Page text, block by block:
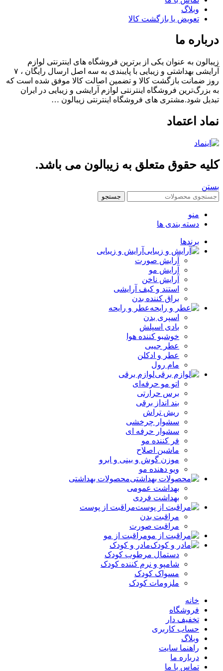
وبلاگ
تعویض یا بازگشت کالا
ما
به عنوان یکی از برترین فروشگاه های اینترنتی لوازم
آرایشی بهداشتی و زیبایی با پایبندی به سه اصل ارسال رایگان ، ۷
ضمانت بازگشت کالا و تضمین اصالت کالا موفق شده است که
فروشگاه اینترنتی لوازم آرایشی و زیبایی در ایران
شود.مشتری های فروشگاه اینترنتی زیبالون …
اعتماد
حقوق متعلق به زیبالون می باشد.
جستجو
منو
دسته بندی ها
برندها
آرایش و زیبایی
آرایش صورت
آرایش مو
آرایش ناخن
استند و کیف آرایشی
براق کننده بدن
عطر و رایحه
اسپری بدن
بادی اسپلش
خوشبو کننده هوا
عطر جیبی
عطر و ادکلن
مام رول
لوازم برقی
اتو مو حرفه‌ای
برس حرارتی
بند انداز برقی
ریش تراش
سشوار چرخشی
سشوار حرفه ای
فر کننده‌ مو
ماشین اصلاح
موزن گوش و بینی و ابرو
ویو دهنده مو
محصولات بهداشتی
بهداشت عمومی
بهداشت فردی
مراقبت از پوست
مراقبت بدن
مراقبت صورت
مراقبت از مو
مادر و کودک
دستمال مرطوب کودک
شامپو و نرم کننده کودک
مسواک کودک
ملزومات کودک
خانه
فروشگاه
تخفیف دار
حساب کاربری
وبلاگ
راهنما سایت
درباره ما
تماس با ما